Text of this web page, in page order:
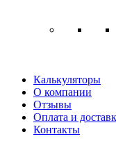
Калькуляторы
О компании
Отзывы
Оплата и
Контакты